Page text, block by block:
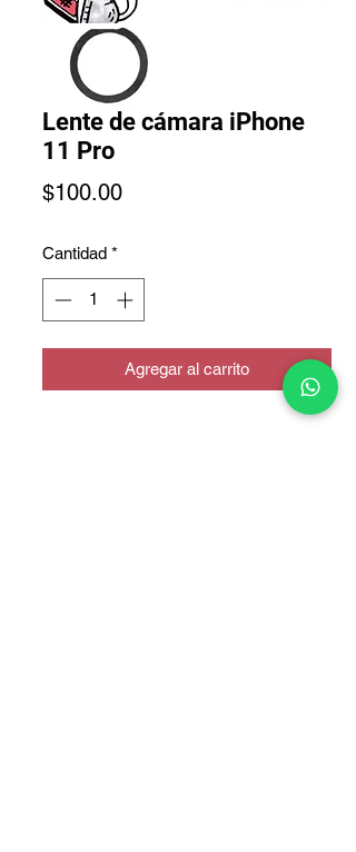
Lente de cámara iPhone
11 Pro
$100.00Precio
Cantidad *
Agregar al carrito